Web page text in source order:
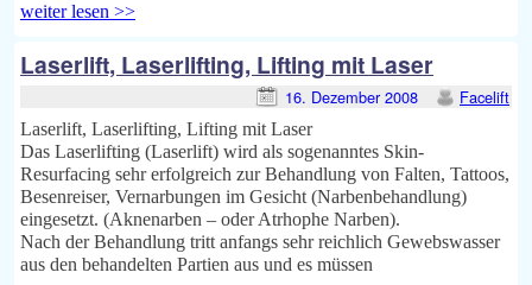
weiter lesen >>
Laserlift, Laserlifting, Lifting mit Laser
16. Dezember 2008 Facelift
Laserlift, Laserlifting, Lifting mit Laser
Das Laserlifting (Laserlift) wird als sogenanntes Skin-
Resurfacing sehr erfolgreich zur Behandlung von Falten, Tattoos,
Besenreiser, Vernarbungen im Gesicht (Narbenbehandlung)
eingesetzt. (Aknenarben – oder Atrhophe Narben).
Nach der Behandlung tritt anfangs sehr reichlich Gewebswasser
aus den behandelten Partien aus und es müssen